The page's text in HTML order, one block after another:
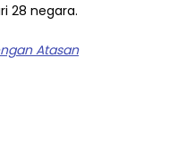
28 negara.
Atasan